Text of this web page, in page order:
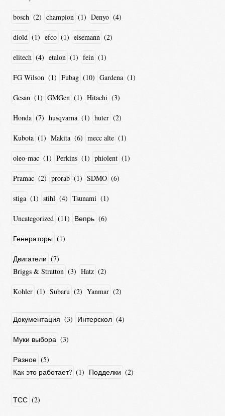
bosch (2) champion (1) Denyo (4)
diold (1) efco (1) eisemann (2)
elitech (4) etalon (1) fein (1)
FG Wilson (1) Fubag (10) Gardena (1)
Gesan (1) GMGen (1) Hitachi (3)
Honda (7) husqvarna (1) huter (2)
Kubota (1) Makita (6) mecc alte (1)
oleo-mac (1) Perkins (1) phiolent (1)
Pramac (2) prorab (1) SDMO (6)
stiga (1) stihl (4) Tsunami (1)
Uncategorized (11) Вепрь (6)
Генераторы (1)
Двигатели (7)
Briggs & Stratton (3) Hatz (2)
Kohler (1) Subaru (2) Yanmar (2)
Документация (3) Интерскол (4)
Муки выбора (3)
Разное (5)
Как это работает? (1) Подделки (2)
ТСС (2)